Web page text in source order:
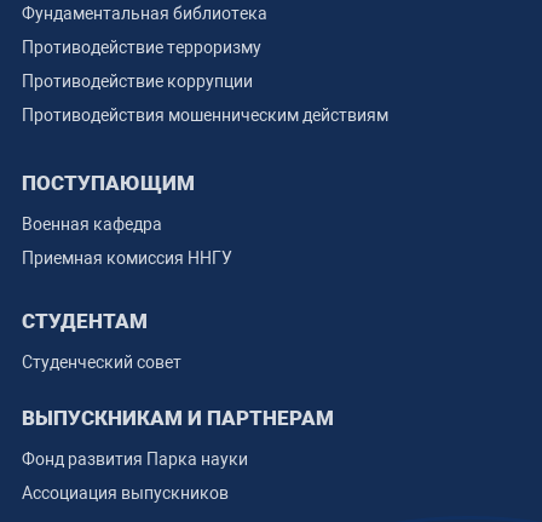
Фундаментальная библиотека
Противодействие терроризму
Противодействие коррупции
Противодействия мошенническим действиям
ПОСТУПАЮЩИМ
Военная кафедра
Приемная комиссия ННГУ
СТУДЕНТАМ
Студенческий совет
ВЫПУСКНИКАМ И ПАРТНЕРАМ
Фонд развития Парка науки
Ассоциация выпускников